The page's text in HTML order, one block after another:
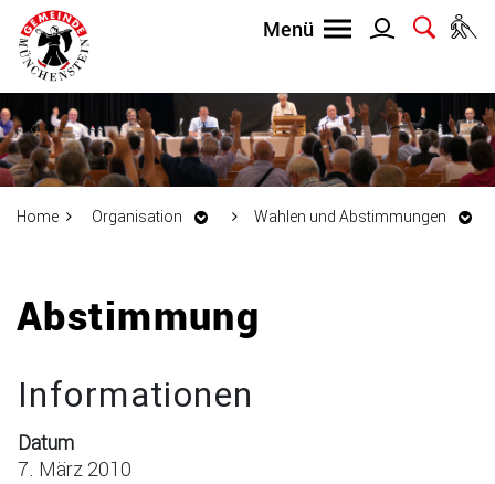
Home Organisation Wahlen und Abstimmungen
Inhalt
Abstimmung
Informationen
Datum
7. März 2010